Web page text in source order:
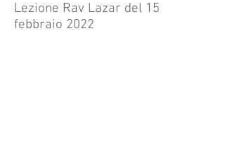
Lezione Rav Lazar del 15
febbraio 2022